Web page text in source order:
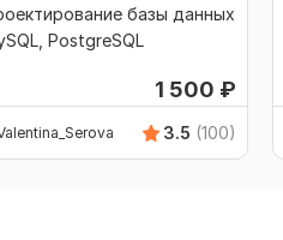
базы данных
PostgreSQL
1 500 ₽
3.5 (100)